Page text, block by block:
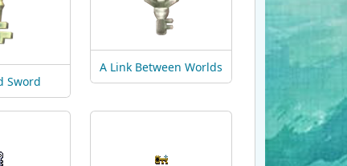
Sword
A Link Between Worlds